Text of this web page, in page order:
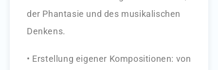
der Phantasie und des musikalischen
Denkens.
• Erstellung eigener Kompositionen: von